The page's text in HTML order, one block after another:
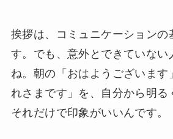
挨拶は、コミュニケーションの
す。でも、意外とできていない
ね。朝の「おはようございます
れさまです」を、自分から明る
それだけで印象がいいんです。